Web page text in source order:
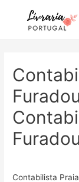
Contabilista